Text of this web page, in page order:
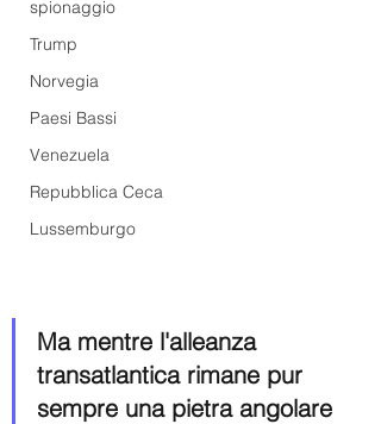
spionaggio
Trump
Norvegia
Paesi Bassi
Venezuela
Repubblica Ceca
Lussemburgo
Ma mentre l'alleanza
transatlantica rimane pur
sempre una pietra angolare